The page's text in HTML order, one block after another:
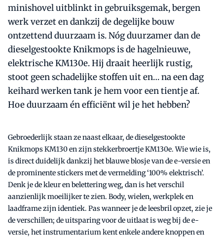
minishovel uitblinkt in gebruiksgemak, bergen
werk verzet en dankzij de degelijke bouw
ontzettend duurzaam is. Nóg duurzamer dan de
dieselgestookte Knikmops is de hagelnieuwe,
elektrische KM130e. Hij draait heerlijk rustig,
stoot geen schadelijke stoffen uit en… na een dag
keihard werken tank je hem voor een tientje af.
Hoe duurzaam én efficiënt wil je het hebben?
Gebroederlijk staan ze naast elkaar, de dieselgestookte
Knikmops KM130 en zijn stekkerbroertje KM130e. Wie wie is,
is direct duidelijk dankzij het blauwe blosje van de e-versie en
de prominente stickers met de vermelding ‘100% elektrisch’.
Denk je de kleur en belettering weg, dan is het verschil
aanzienlijk moeilijker te zien. Body, wielen, werkplek en
laadframe zijn identiek. Pas wanneer je de leesbril opzet, zie je
de verschillen; de uitsparing voor de uitlaat is weg bij de e-
versie, het instrumentarium kent enkele andere knoppen en